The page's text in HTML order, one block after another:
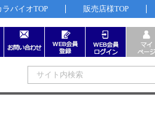
ラバイオTOP 販売店様TOP